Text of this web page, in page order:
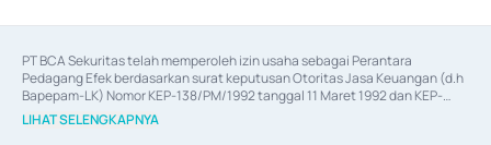
PT BCA Sekuritas telah memperoleh izin usaha sebagai Perantara
Pedagang Efek berdasarkan surat keputusan Otoritas Jasa Keuangan (d.h
Bapepam-LK) Nomor KEP-138/PM/1992 tanggal 11 Maret 1992 dan KEP-
06/D.04/2014 tanggal 28 Februari 2014, izin usaha sebagai Penjamin Emisi
Efek berdasarkan surat keputusan Otoritas Jasa Keuangan Nomor KEP-
LIHAT SELENGKAPNYA